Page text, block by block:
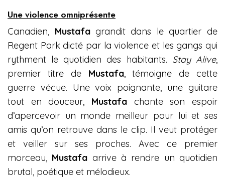
Une violence omniprésente
Canadien, Mustafagrandit dans le quartier de
Regent Park dicté par la violence et les gangs qui
rythment le quotidien des habitants. Stay Alive,
premier titre de Mustafa, témoigne de cette
guerre vécue. Une voix poignante, une guitare
tout en douceur, Mustafa chante son espoir
d’apercevoir un monde meilleur pour lui et ses
amis qu’on retrouve dans le clip. Il veut protéger
et veiller sur ses proches. Avec ce premier
morceau, Mustafa arrive à rendre un quotidien
brutal, poétique et mélodieux.